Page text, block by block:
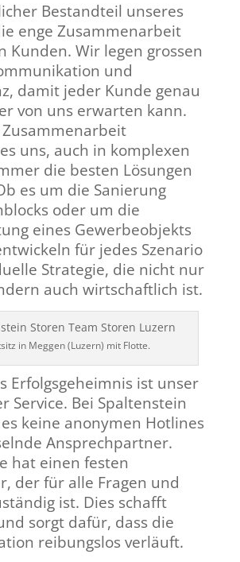
Bestandteil unseres
enge Zusammenarbeit
Kunden. Wir legen grossen
und
damit jeder Kunde genau
von uns erwarten kann.
Zusammenarbeit
uns, auch in komplexen
die besten Lösungen
es um die Sanierung
oder um die
eines Gewerbeobjekts
für jedes Szenario
Strategie, die nicht nur
auch wirtschaftlich ist.
in Meggen (Luzern) mit Flotte.
Erfolgsgeheimnis ist unser
Service. Bei Spaltenstein
keine anonymen Hotlines
Ansprechpartner.
hat einen festen
der für alle Fragen und
ist. Dies schafft
sorgt dafür, dass die
reibungslos verläuft.